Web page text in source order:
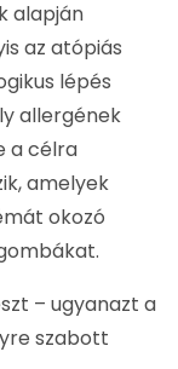
alapján
az atópiás
lépés
allergének
a célra
amelyek
okozó
– ugyanazt a
szabott